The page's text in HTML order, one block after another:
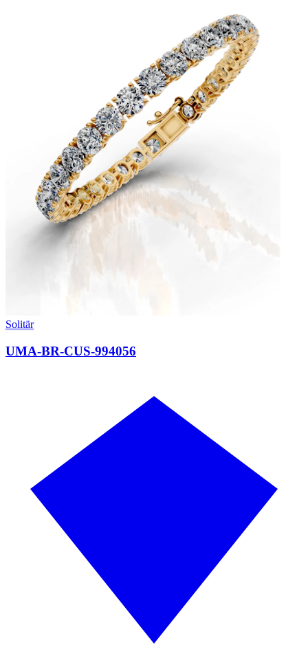
Solitär
UMA-BR-CUS-994056